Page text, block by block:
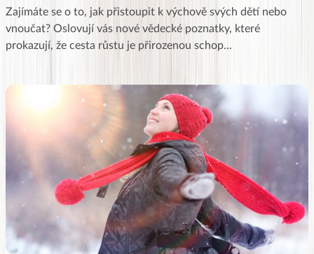
Zajímáte se o to, jak přistoupit k výchově svých dětí nebo
vnoučat? Oslovují vás nové vědecké poznatky, které
prokazují, že cesta růstu je přirozenou schop...